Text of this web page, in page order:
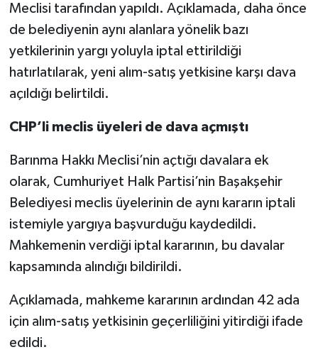
Meclisi tarafından yapıldı. Açıklamada, daha önce
de belediyenin aynı alanlara yönelik bazı
yetkilerinin yargı yoluyla iptal ettirildiği
hatırlatılarak, yeni alım-satış yetkisine karşı dava
açıldığı belirtildi.
CHP’li meclis üyeleri de dava açmıştı
Barınma Hakkı Meclisi’nin açtığı davalara ek
olarak, Cumhuriyet Halk Partisi’nin Başakşehir
Belediyesi meclis üyelerinin de aynı kararın iptali
istemiyle yargıya başvurduğu kaydedildi.
Mahkemenin verdiği iptal kararının, bu davalar
kapsamında alındığı bildirildi.
Açıklamada, mahkeme kararının ardından 42 ada
için alım-satış yetkisinin geçerliliğini yitirdiği ifade
edildi.